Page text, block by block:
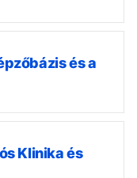
és a
Klinika és